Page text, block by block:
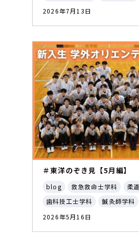
2026年7月13日
＃東洋のぞき見【5月編】
blog 救急救命士学科
柔
歯科技工士学科
鍼灸師学科
2026年5月16日